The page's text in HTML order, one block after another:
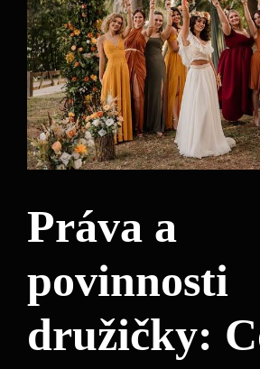
Práva a
povinnosti
družičky: